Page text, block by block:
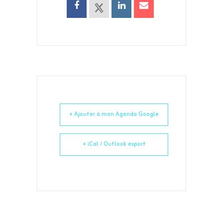
+ Ajouter à mon Agenda Google
+ iCal / Outlook export